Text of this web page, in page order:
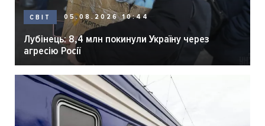
СВІТ 05.08.2026 10:44
Лубінець: 8,4 млн покинули Україну через
агресію Росії